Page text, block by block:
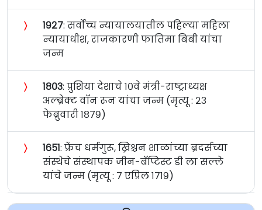
〉 १९२७: सर्वोच्च न्यायालयातील पहिल्या महिला
न्यायाधीश, राजकारणी फातिमा बिबी यांचा
जन्म
〉 १८०३: प्रुशिया देशाचे १०वे मंत्री-राष्ट्राध्यक्ष
अल्ब्रेक्ट वॉन रून यांचा जन्म (मृत्यू : २३
फेब्रुवारी १८७९)
〉 १६५१: फ्रेंच धर्मगुरू, ख्रिश्चन शाळांच्या ब्रदर्सच्या
संस्थेचे संस्थापक जीन-बॅप्टिस्ट डी ला सल्ले
यांचे जन्म (मृत्यू : ७ एप्रिल १७१९)